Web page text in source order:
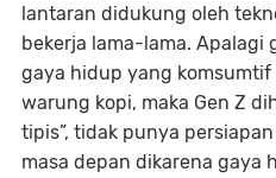
lantaran didukung oleh
bekerja lama-lama. Apalagi
gaya hidup yang
warung kopi, maka Gen Z
tipis”, tidak punya
masa depan dikarena gaya